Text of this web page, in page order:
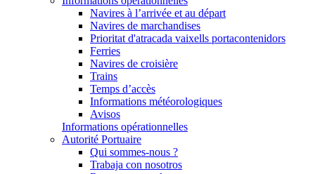
Navires à l’arrivée et au départ
Navires de marchandises
Prioritat d'atracada vaixells portacontenidors
Ferries
Navires de croisière
Trains
Temps d’accès
Informations météorologiques
Avisos
Informations opérationnelles
Autorité Portuaire
Qui sommes-nous ?
Trabaja con nosotros